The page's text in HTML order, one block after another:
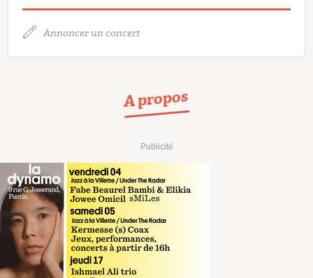
Annoncer un concert
A propos
Publicité